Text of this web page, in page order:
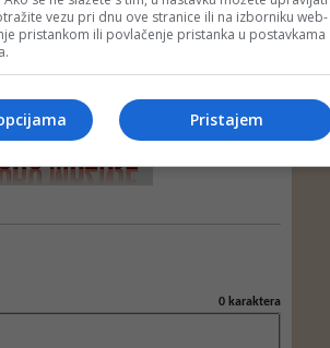
0karaktera
vezu pri dnu ove stranice ili na izborniku web-
pristankom ili povlačenje pristanka u postavkama
Pristajem